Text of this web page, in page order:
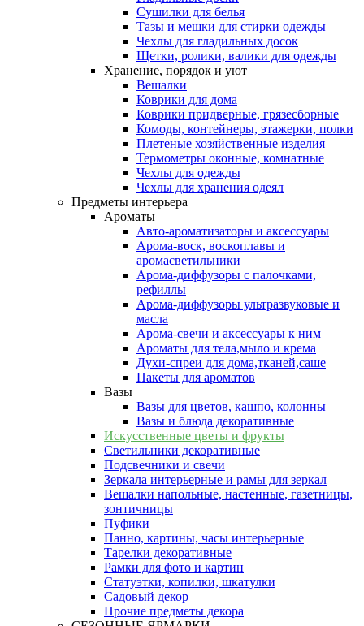
Сушилки для белья
Тазы и мешки для стирки одежды
Чехлы для гладильных досок
Щетки, ролики, валики для одежды
Хранение, порядок и уют
Вешалки
Коврики для дома
Коврики придверные, грязесборные
Комоды, контейнеры, этажерки, полки
Плетеные хозяйственные изделия
Термометры оконные, комнатные
Чехлы для одежды
Чехлы для хранения одеял
Предметы интерьера
Ароматы
Авто-ароматизаторы и аксессуары
Арома-воск, воскоплавы и
аромасветильники
Арома-диффузоры с палочками,
рефиллы
Арома-диффузоры ультразвуковые и
масла
Арома-свечи и аксессуары к ним
Ароматы для тела,мыло и крема
Духи-спреи для дома,тканей,саше
Пакеты для ароматов
Вазы
Вазы для цветов, кашпо, колонны
Вазы и блюда декоративные
Искусственные цветы и фрукты
Светильники декоративные
Подсвечники и свечи
Зеркала интерьерные и рамы для зеркал
Вешалки напольные, настенные, газетницы,
зонтичницы
Пуфики
Панно, картины, часы интерьерные
Тарелки декоративные
Рамки для фото и картин
Статуэтки, копилки, шкатулки
Садовый декор
Прочие предметы декора